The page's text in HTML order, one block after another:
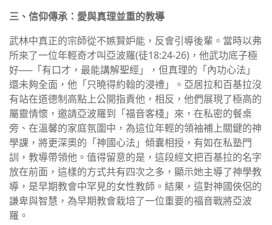
三、信仰傳承：愛與真理並重的教導
武林中真正的宗師從不嫉賢妒能，反會引導後輩。當時以弗
所來了一位年輕奇才叫亞波羅(徒18:24-26)，他武功底子極
好──「有口才，最能講解聖經」，但真理的「內功心法」
還未夠全面，他「只曉得約翰的浸禮」。亞居拉和百基拉沒
有站在道德制高點上公開指責他，相反，他們展現了極高的
屬靈情懷，邀請亞波羅到「福音客棧」來，在私密的餐桌
旁、在溫馨的家庭氛圍中，為這位年輕的領袖補上關鍵的神
學課，將更深奧的「神國心法」傾囊相授，有如在私塾門
訓，教導帶領他。值得留意的是，這段經文把百基拉的名字
放在前面，這樣的方式共有四次之多，顯示她主導了神學教
導，是早期教會中罕見的女性教師。結果，這對神國俠侶的
謙卑與智慧，為早期教會栽培了一位重要的福音戰將亞波
羅。